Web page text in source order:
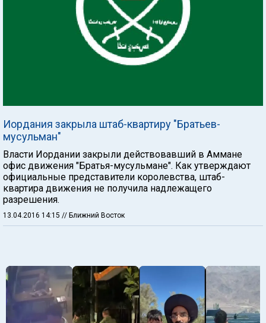
Иордания закрыла штаб-квартиру "Братьев-
мусульман"
Власти Иордании закрыли действовавший в Аммане
офис движения "Братья-мусульмане". Как утверждают
официальные представители королевства, штаб-
квартира движения не получила надлежащего
разрешения.
13.04.2016 14:15 // Ближний Восток